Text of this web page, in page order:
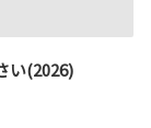
い(2026)